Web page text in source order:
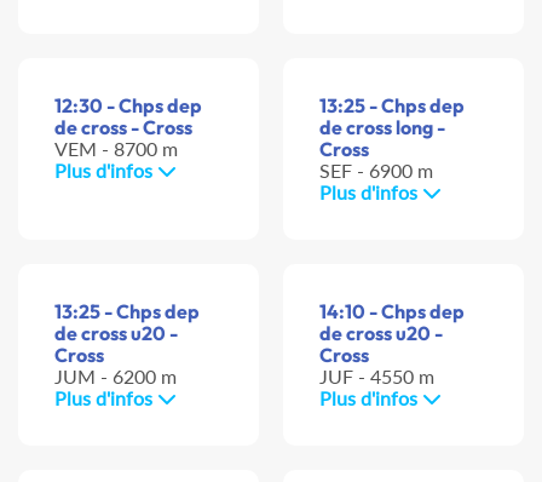
12:30 - Chps dep
de cross - Cross
VEM - 8700 m
Plus d'infos
13:25 - Chps dep
de cross long -
Cross
SEF - 6900 m
Plus d'infos
13:25 - Chps dep
de cross u20 -
Cross
JUM - 6200 m
Plus d'infos
14:10 - Chps dep
de cross u20 -
Cross
JUF - 4550 m
Plus d'infos